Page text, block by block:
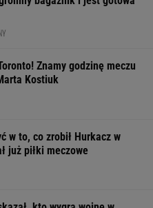
Znamy godzinę meczu
Kostiuk
w to, co zrobił Hurkacz w
już piłki meczowe